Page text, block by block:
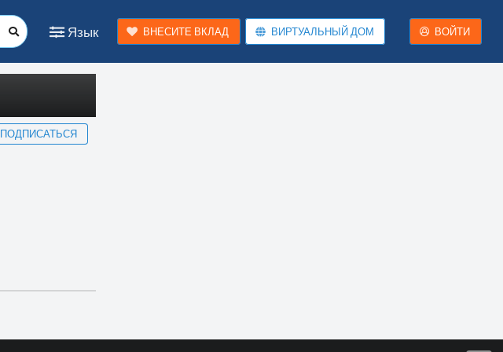
Язык ВНЕСИТЕ ВКЛАД ВИРТУАЛЬНЫЙ ДОМ ВОЙТИ
ПОДПИСАТЬСЯ